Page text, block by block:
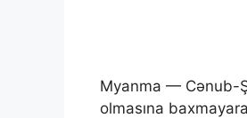
Myanma — Cənub-
olmasına